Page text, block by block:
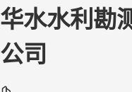
华水水利勘
公司